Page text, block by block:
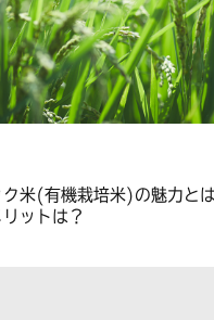
ク米(有機栽培米)の魅力と
ットは？